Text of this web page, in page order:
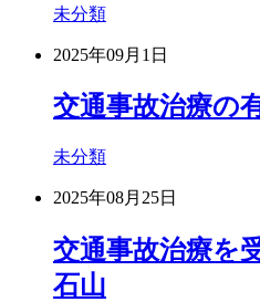
未分類
2025年09月1日
交通事故治療の
未分類
2025年08月25日
交通事故治療を
石山